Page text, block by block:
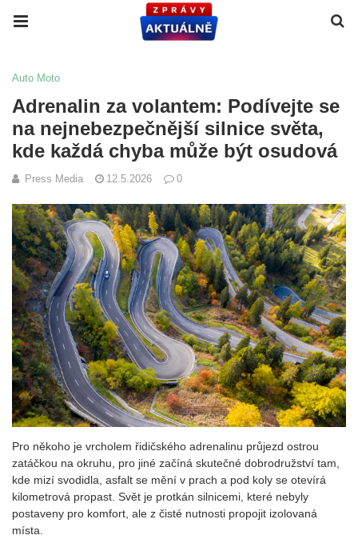
Auto Moto
Adrenalin za volantem: Podívejte se
na nejnebezpečnější silnice světa,
kde každá chyba může být osudová
Press Media 12.5.2026 0
Pro někoho je vrcholem řidičského adrenalinu průjezd ostrou
zatáčkou na okruhu, pro jiné začíná skutečné dobrodružství tam,
kde mizí svodidla, asfalt se mění v prach a pod koly se otevírá
kilometrová propast. Svět je protkán silnicemi, které nebyly
postaveny pro komfort, ale z čisté nutnosti propojit izolovaná
místa.